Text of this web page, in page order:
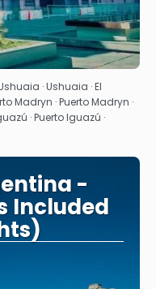
· Ushuaia · El
Madryn · Puerto Madryn ·
· Puerto Iguazú ·
-
Included